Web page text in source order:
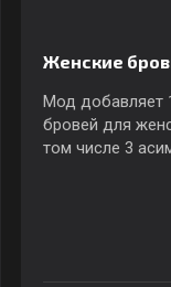
Женские
Мод добавляет
бровей для
том числе 3